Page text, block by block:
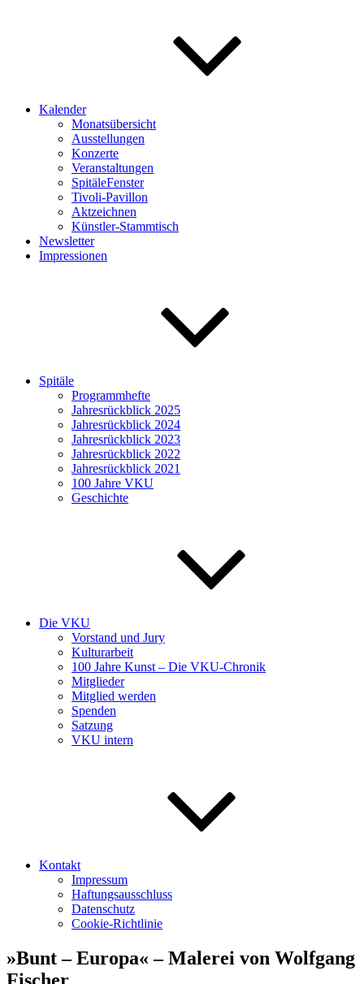
Kalender
Monatsübersicht
Ausstellungen
Konzerte
Veranstaltungen
SpitäleFenster
Tivoli-Pavillon
Aktzeichnen
Künstler-Stammtisch
Newsletter
Impressionen
Spitäle
Programmhefte
Jahresrückblick 2025
Jahresrückblick 2024
Jahresrückblick 2023
Jahresrückblick 2022
Jahresrückblick 2021
100 Jahre VKU
Geschichte
Die VKU
Vorstand und Jury
Kulturarbeit
100 Jahre Kunst – Die VKU-Chronik
Mitglieder
Mitglied werden
Spenden
Satzung
VKU intern
Kontakt
Impressum
Haftungsausschluss
Datenschutz
Cookie-Richtlinie
»Bunt – Europa« – Malerei von Wolfgang